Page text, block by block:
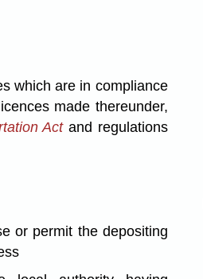
which are in compliance
made thereunder,
Actand regulations
or permit the depositing